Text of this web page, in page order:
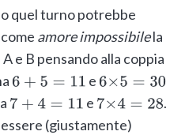
quel turno potrebbe
amore impossibilela
e B pensando alla coppia
6+5 =11 e 6×5= 30
7+4 =11 e 7×4= 28
.
(giustamente)